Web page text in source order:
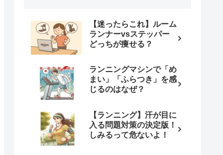
【迷ったらこれ】ルーム
ランナーvsステッパー
どっちが痩せる？
ランニングマシンで「め
まい」「ふらつき」を感
じるのはなぜ？
【ランニング】汗が目に
入る問題対策の決定版！
しみるって危ないよ！